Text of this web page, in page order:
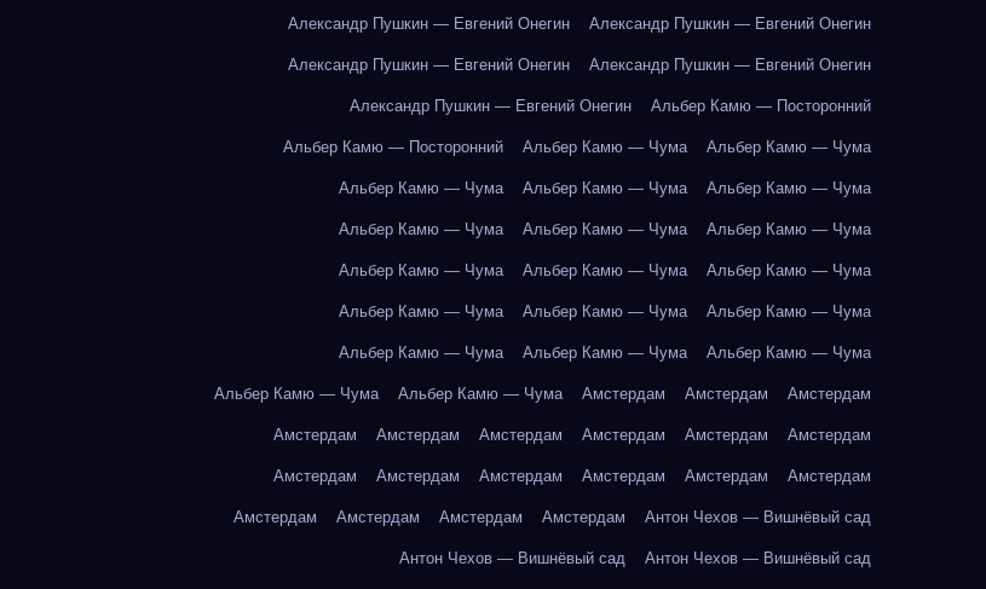
Александр Пушкин — Евгений Онегин Александр Пушкин — Евгений Онегин
Александр Пушкин — Евгений Онегин Александр Пушкин — Евгений Онегин
Александр Пушкин — Евгений Онегин Альбер Камю — Посторонний
Альбер Камю — Посторонний Альбер Камю — Чума Альбер Камю — Чума
Альбер Камю — Чума Альбер Камю — Чума Альбер Камю — Чума
Альбер Камю — Чума Альбер Камю — Чума Альбер Камю — Чума
Альбер Камю — Чума Альбер Камю — Чума Альбер Камю — Чума
Альбер Камю — Чума Альбер Камю — Чума Альбер Камю — Чума
Альбер Камю — Чума Альбер Камю — Чума Альбер Камю — Чума
Альбер Камю — Чума Альбер Камю — Чума Амстердам Амстердам Амстердам
Амстердам Амстердам Амстердам Амстердам Амстердам Амстердам
Амстердам Амстердам Амстердам Амстердам Амстердам Амстердам
Амстердам Амстердам Амстердам Амстердам Антон Чехов — Вишнёвый сад
Антон Чехов — Вишнёвый сад Антон Чехов — Вишнёвый сад